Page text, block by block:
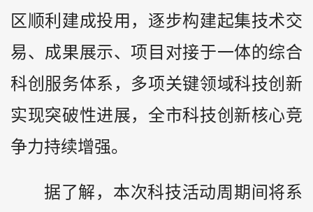
区顺利建成投用，逐步构建起集技术交
易、成果展示、项目对接于一体的综合
科创服务体系，多项关键领域科技创新
实现突破性进展，全市科技创新核心竞
争力持续增强。
据了解，本次科技活动周期间将系